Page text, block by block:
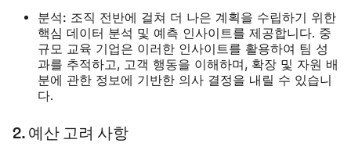
분석: 조직 전반에 걸쳐 더 나은 계획을 수립하기 위한
핵심 데이터 분석 및 예측 인사이트를 제공합니다. 중
규모 교육 기업은 이러한 인사이트를 활용하여 팀 성
과를 추적하고, 고객 행동을 이해하며, 확장 및 자원 배
분에 관한 정보에 기반한 의사 결정을 내릴 수 있습니
다.
2. 예산 고려 사항